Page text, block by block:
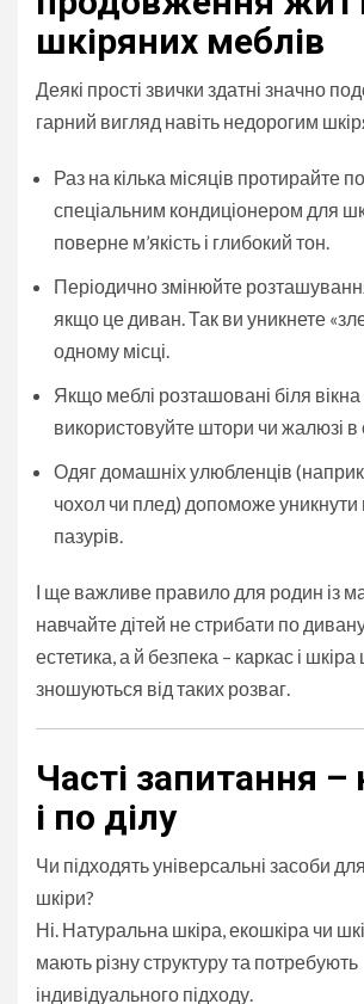
шкіряних меблів
Деякі прості звички здатні значно
гарний вигляд навіть недорогим
Раз на кілька місяців протирайте
спеціальним кондиціонером для
поверне м’якість і глибокий тон.
Періодично змінюйте
якщо це диван. Так ви уникнете
одному місці.
Якщо меблі розташовані біля вікна
використовуйте штори чи жалюзі в
Одяг домашніх улюбленців
чохол чи плед) допоможе уникнути
пазурів.
І ще важливе правило для родин із
навчайте дітей не стрибати по
естетика, а й безпека – каркас і
зношуються від таких розваг.
Часті запитання –
і по ділу
Чи підходять універсальні засоби
шкіри?
Ні. Натуральна шкіра, екошкіра чи
мають різну структуру та потребують
індивідуального підходу.